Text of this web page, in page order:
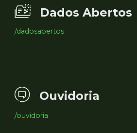
Dados Abertos
/dadosabertos
Ouvidoria
/ouvidoria